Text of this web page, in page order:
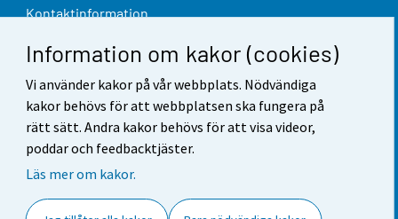
Information om kakor (cookies)
Vi använder kakor på vår webbplats. Nödvändiga
kakor behövs för att webbplatsen ska fungera på
rätt sätt. Andra kakor behövs för att visa videor,
poddar och feedbacktjäster.
Läs mer om kakor.
Kontaktinformation
Respons
Användarvillkor
Dataskydd
Tillgänglighet